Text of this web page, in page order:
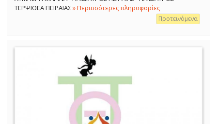
ΤΕΡΨΙΘΕΑ ΠΕΙΡΑΙΑΣ» Περισσότερες πληροφορίες
Προτεινόμενα